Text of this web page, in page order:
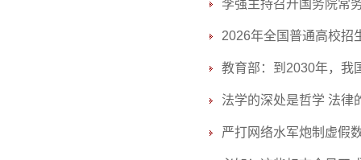
李强主持召开国务院常
2026年全国普通高校招
教育部：到2030年，我
法学的深处是哲学 法律
严打网络水军炮制虚假